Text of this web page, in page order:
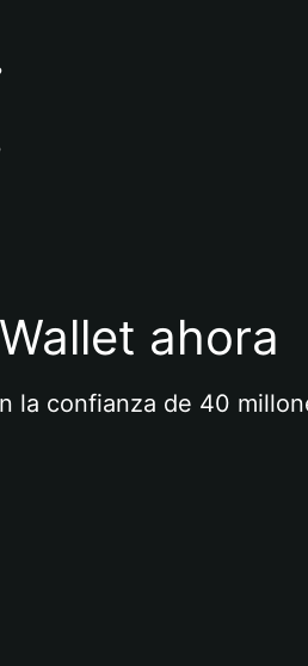
ahora
la confianza de 40